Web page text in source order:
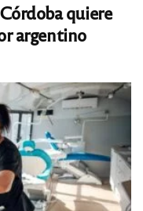
quiere
argentino